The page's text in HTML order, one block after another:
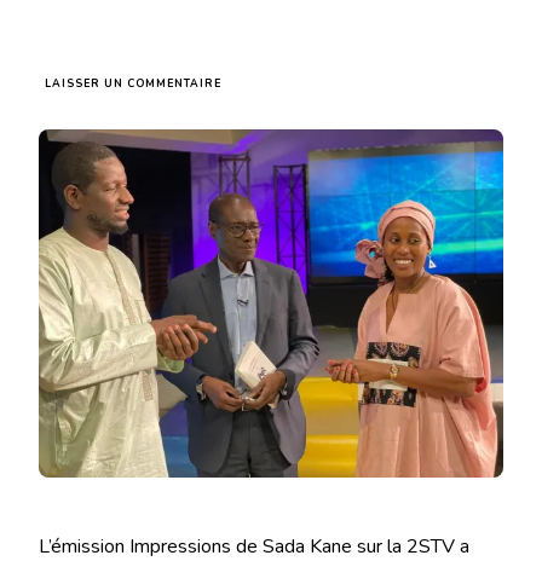
LAISSER UN COMMENTAIRE
ENTRE
LITTÉRATURE
ET
POLITIQUE
UN
TALENT
À
PRÉSERVER
?
L’émission Impressions de Sada Kane sur la 2STV a